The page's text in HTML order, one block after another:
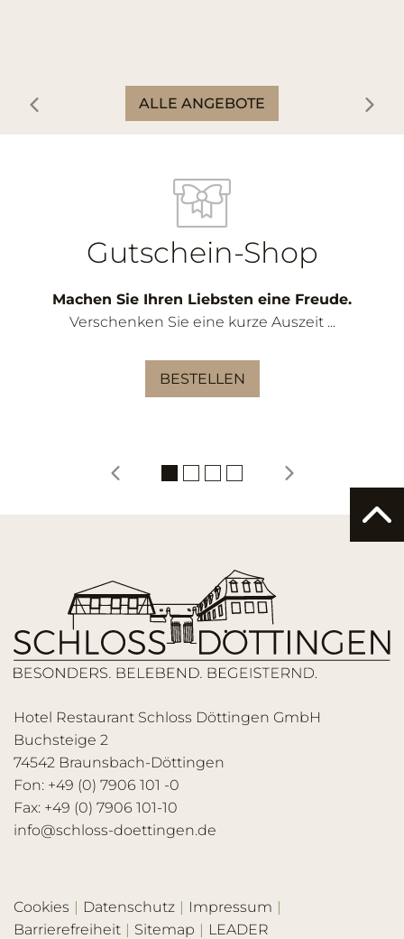
ALLE ANGEBOTE
Gutschein-Shop
Machen Sie Ihren Liebsten eine Freude.
Verschenken Sie eine kurze Auszeit ...
BESTELLEN
Hotel Restaurant Schloss Döttingen GmbH
Buchsteige 2
74542 Braunsbach-Döttingen
Fon: +49 (0) 7906 101 -0
Fax: +49 (0) 7906 101-10
info@schloss-doettingen.de
Cookies Datenschutz
Impressum
Barrierefreiheit
Sitemap LEADER